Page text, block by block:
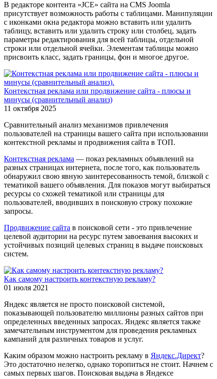
В редакторе контента «JCE» сайта на CMS Joomla
присутствует возможность работы с таблицами. Манипуляции
с иконками окна редактора можно вставить или удалить
таблицу, вставить или удалить строку или столбец, задать
параметры редактирования для всей таблицы, отдельной
строки или отдельной ячейки. Элементам таблицы можно
присвоить класс, задать границы, фон и многое другое.
Контекстная реклама или продвижение сайта - плюсы и
минусы (сравнительный анализ)
11 октября 2025
Сравнительный анализ механизмов привлечения
пользователей на страницы вашего сайта при использовании
контекстной рекламы и продвижения сайта в ТОП.
Контекстная реклама — показ рекламных объявлений на
разных страницах интернета, после того, как пользователь
обнаружил свою явную заинтересованность темой, близкой с
тематикой вашего объявления. Для показов могут выбираться
ресурсы со схожей тематикой или страницы для
пользователей, вводивших в поисковую строку похожие
запросы.
Продвижение сайта в поисковой сети - это привлечение
целевой аудитории на ресурс путем завоевания высоких и
устойчивых позиций целевых страниц в выдаче поисковых
систем.
Как самому настроить контекстную рекламу?
01 июля 2021
Яндекс является не просто поисковой системой,
показывающей пользователю миллионы разных сайтов при
определенных введенных запросах. Яндекс является также
замечательным инструментом для проведения рекламных
кампаний для различных товаров и услуг.
Каким образом можно настроить рекламу в Яндекс.Директ?
Это достаточно нелегко, однако торопиться не стоит. Начнем с
самых первых шагов. Поисковая выдача в Яндексе